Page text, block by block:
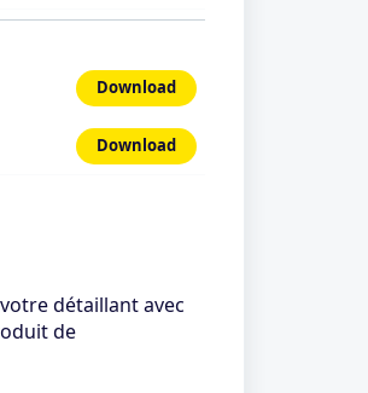
Download
Download
détaillant avec
de